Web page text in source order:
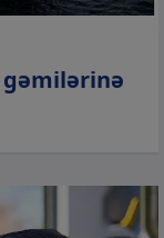
gəmilərinə